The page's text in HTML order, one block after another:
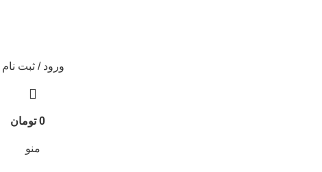
ورود / ثبت نام
0 تومان
منو